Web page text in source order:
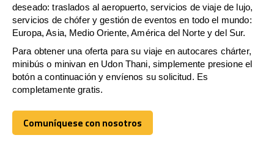
deseado: traslados al aeropuerto, servicios de viaje de lujo,
servicios de chófer y gestión de eventos en todo el mundo:
Europa, Asia, Medio Oriente, América del Norte y del Sur.
Para obtener una oferta para su viaje en autocares chárter,
minibús o minivan en Udon Thani, simplemente presione el
botón a continuación y envíenos su solicitud. Es
completamente gratis.
Comuníquese con nosotros
Comuníquese con nosotros